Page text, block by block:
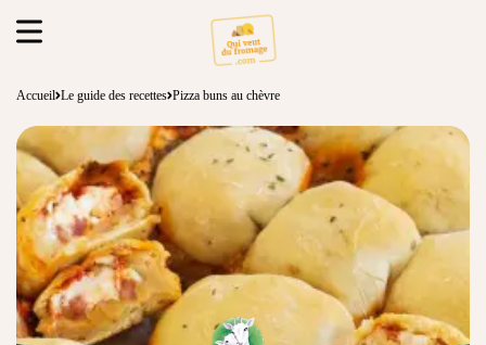
Accueil Le guide des recettes Pizza buns au chèvre